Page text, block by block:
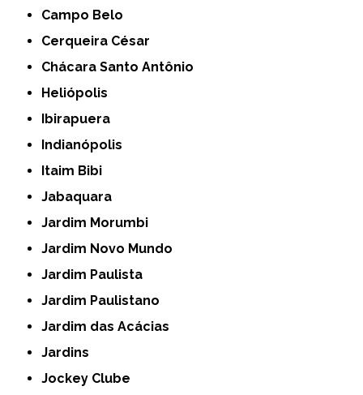
Campo Belo
Cerqueira César
Chácara Santo Antônio
Heliópolis
Ibirapuera
Indianópolis
Itaim Bibi
Jabaquara
Jardim Morumbi
Jardim Novo Mundo
Jardim Paulista
Jardim Paulistano
Jardim das Acácias
Jardins
Jockey Clube